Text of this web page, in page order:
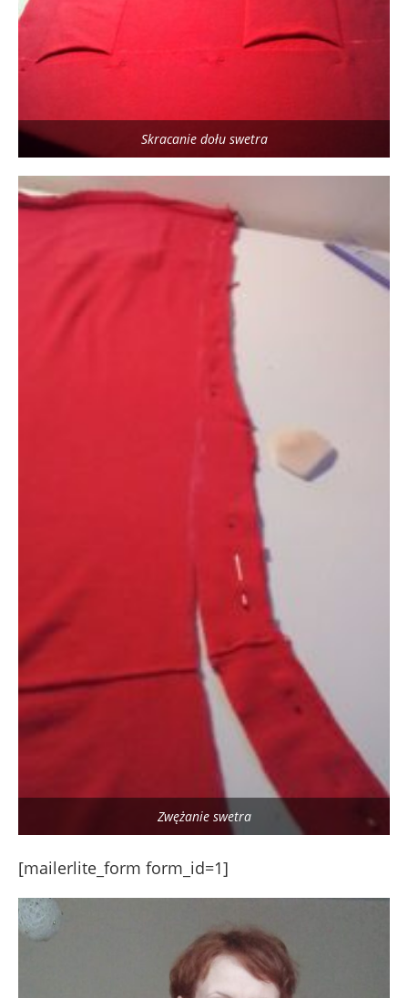
Skracanie dołu swetra
Zwężanie swetra
[mailerlite_form form_id=1]